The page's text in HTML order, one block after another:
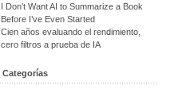
I Don’t Want AI to Summarize a Book
Before I’ve Even Started
Cien años evaluando el rendimiento,
cero filtros a prueba de IA
Categorías